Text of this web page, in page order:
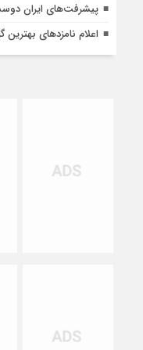
پیشرفت‌های ایران
اعلام نامزدهای